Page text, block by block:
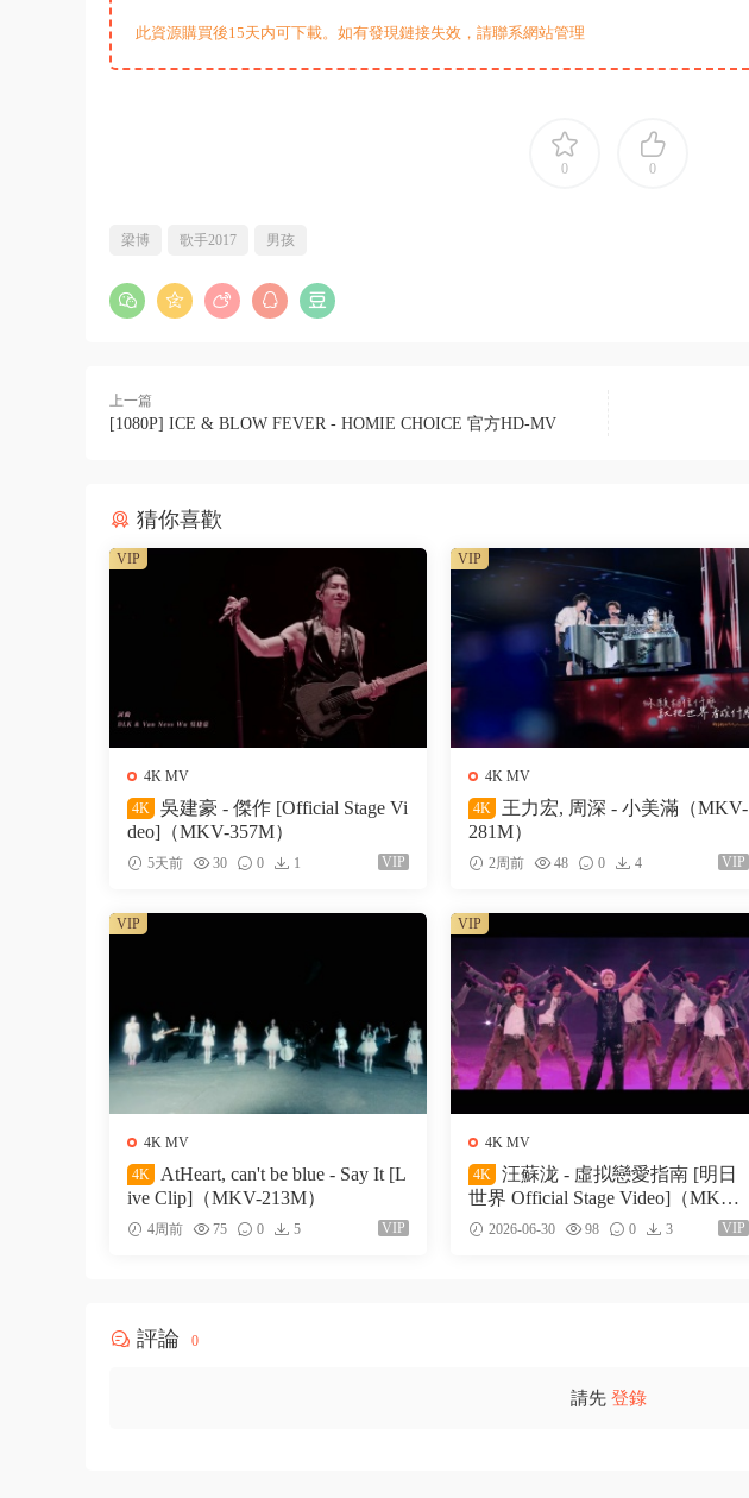
此資源購買後15天内可下載。如有發現鏈接失效，請聯系網站管理
0 0
梁博 歌手2017 男孩
上一篇
[1080P] ICE & BLOW FEVER - HOMIE CHOICE 官方HD-MV
猜你喜歡
4K MV
4K
吳建豪 - 傑作 [Official Stage Vi
deo]（MKV-357M）
5天前 30 0 1 VIP
VIP
4K MV
4K
王力宏, 周深 - 小美滿（MKV-
281M）
2周前 48 0 4 VIP
VIP
4K MV
4K
AtHeart, can't be blue - Say It [L
ive Clip]（MKV-213M）
4周前 75 0 5 VIP
VIP
4K MV
4K
汪蘇泷 - 虛拟戀愛指南 [明日
世界 Official Stage Video]（MKV-5
27M）
2026-06-30 98 0 3 VIP
VIP
評論 0
請先 登錄